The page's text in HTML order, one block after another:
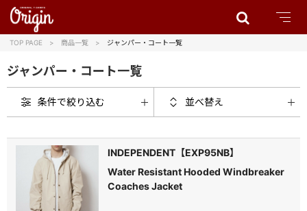
TOP PAGE 商品一覧 ジャンパー・コート一覧
ジャンパー・コート一覧
条件で絞り込む 並べ替え
INDEPENDENT【EXP95NB】
Water Resistant Hooded Windbreaker
Coaches Jacket